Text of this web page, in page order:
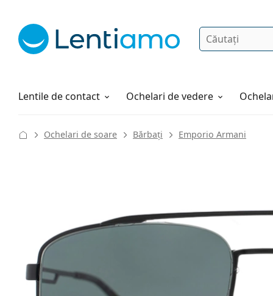
Căutare
Lentile de contact
Soluții Ochelari de vedere
Cum comandați
Ochelari de soare Bărbați Emporio Armani
Lățimea ramei